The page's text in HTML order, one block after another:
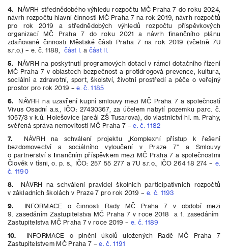
4.
NÁVRH střednědobého výhledu rozpočtu MČ Praha 7 do roku 2024,
návrh rozpočtu hlavní činnosti MČ Praha 7 na rok 2019, návrh rozpočtů
pro rok 2019 a střednědobých výhledů rozpočtu příspěvkových
organizací MČ Praha 7 do roku 2021 a návrh finančního plánu
zdaňované činnosti Městské části Praha 7 na rok 2019 (včetně 7U
s.r.o.) – e. č. 1188, část I. ačást II.
5. NÁVRH na poskytnutí programových dotací v rámci dotačního řízení
MČ Praha 7 v oblastech bezpečnost a protidrogová prevence, kultura,
sociální a zdravotní, sport, školství, životní prostředí a péče o veřejný
prostor pro rok 2019 –e. č. 1185
6. NÁVRH na uzavření kupní smlouvy mezi MČ Praha 7 a společností
Vivus Osadní a.s., IČO: 27430367, za účelem nabytí pozemku parc. č.
1057/3 v k.ú. Holešovice (areál ZŠ Tusarova), do vlastnictví hl. m. Prahy,
svěřená správa nemovitostí MČ Praha 7 –e. č. 1182
7. NÁVRH na schválení projektu „Komplexní přístup k řešení
bezdomovectví a sociálního vyloučení v Praze 7″ a Smlouvy
o partnerství s finančním příspěvkem mezi MČ Praha 7 a společnostmi
Člověk v tísni, o. p. s., IČO: 257 55 277 a 7U s.r.o., IČO 264 18 274 – e.
č. 1190
8. NÁVRH na schválení pravidel školních participativních rozpočtů
v základních školách v Praze 7 pro rok 2019 – e. č. 1193
9.
INFORMACE o činnosti Rady MČ Praha 7 v období mezi
9. zasedáním Zastupitelstva MČ Praha 7 v roce 2018 a 1. zasedáním
Zastupitelstva MČ Praha 7 v roce 2019 – e. č. 1189
10. INFORMACE o plnění úkolů uložených Radě MČ Praha 7
Zastupitelstvem MČ Praha 7 –e. č. 1191